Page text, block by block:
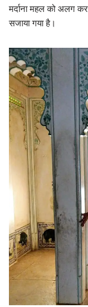
मर्दाना महल को अलग
सजाया गया है।